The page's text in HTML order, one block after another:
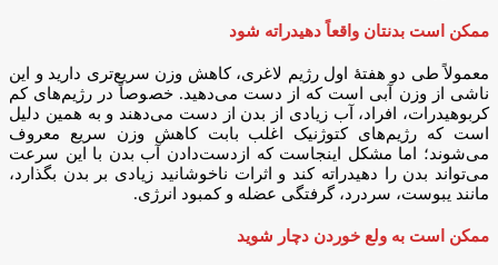
ممکن است بدنتان واقعاً دهیدراته شود
معمولاً طی دو هفتهٔ اول رژیم لاغری، کاهش وزن سریع‌تری دارید و این
ناشی از وزن آبی است که از دست می‌دهید. خصوصاً در رژیم‌های کم
کربوهیدرات، افراد، آب زیادی از بدن از دست می‌دهند و به همین دلیل
است که رژیم‌های کتوژنیک اغلب بابت کاهش وزن سریع معروف
می‌شوند؛ اما مشکل اینجاست که ازدست‌دادن آب بدن با این سرعت
می‌تواند بدن را دهیدراته کند و اثرات ناخوشانید زیادی بر بدن بگذارد،
مانند یبوست، سردرد، گرفتگی عضله و کمبود انرژی.
ممکن است به ولع خوردن دچار شوید